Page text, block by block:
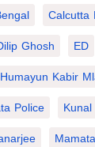
Calcutta
Ghosh
ED
Humayun Kabir
Police